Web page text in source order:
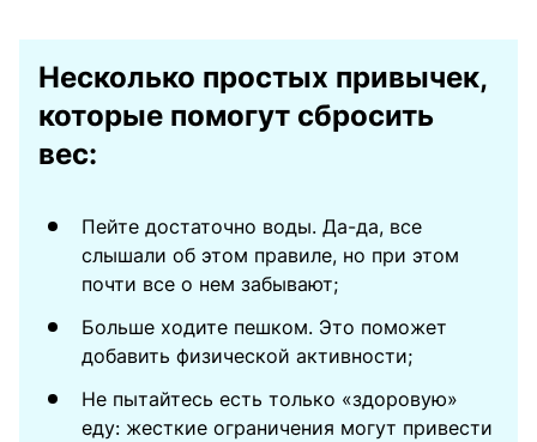
Несколько простых привычек,
которые помогут сбросить
вес:
Пейте достаточно воды. Да-да, все
слышали об этом правиле, но при этом
почти все о нем забывают;
Больше ходите пешком. Это поможет
добавить физической активности;
Не пытайтесь есть только «здоровую»
еду: жесткие ограничения могут привести